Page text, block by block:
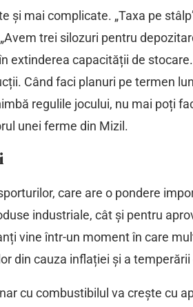
și mai complicate. „Taxa pe
trei silozuri pentru
extinderea capacității de
Când faci planuri pe termen
regulile jocului, nu mai poți
unei ferme din Mizil.
care are o pondere
industriale, cât și pentru
vine într-un moment în care
din cauza inflației și a
cu combustibilul va crește cu